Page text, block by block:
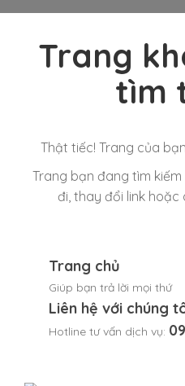
Trang
tìm
Thật tiếc! Trang của
Trang bạn đang tìm
đi, thay đổi link
Trang chủ
Giúp bạn trả lời mọi thứ
Liên hệ với chúng
Hotline tư vấn dịch vụ: